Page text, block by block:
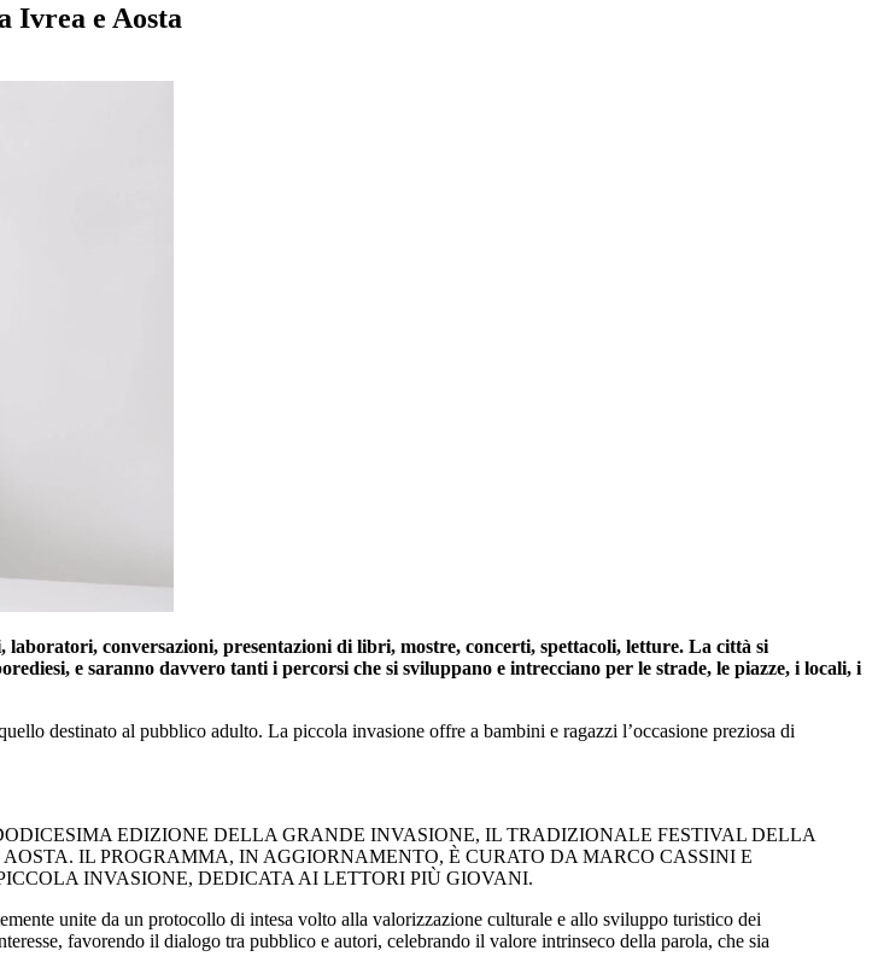
Ivrea e Aosta
conversazioni, presentazioni di libri, mostre, concerti, spettacoli, letture. La città si
e saranno davvero tanti i percorsi che si sviluppano e intrecciano per le strade, le piazze, i locali, i
destinato al pubblico adulto. La piccola invasione offre a bambini e ragazzi l’occasione preziosa di
EDIZIONE DELLA GRANDE INVASIONE, IL TRADIZIONALE FESTIVAL DELLA
IL PROGRAMMA, IN AGGIORNAMENTO, È CURATO DA MARCO CASSINI E
INVASIONE, DEDICATA AI LETTORI PIÙ GIOVANI.
unite da un protocollo di intesa volto alla valorizzazione culturale e allo sviluppo turistico dei
favorendo il dialogo tra pubblico e autori, celebrando il valore intrinseco della parola, che sia